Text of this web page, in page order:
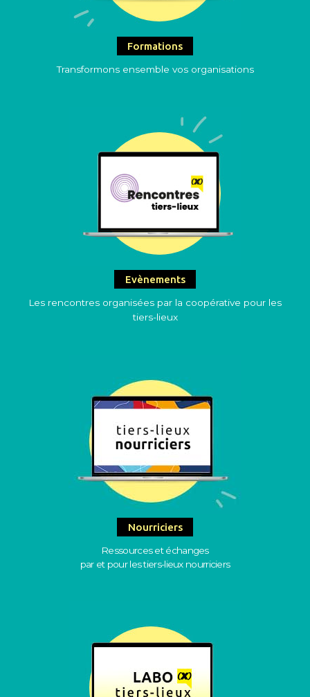
Formations
Transformons ensemble vos organisations
Evènements
Les rencontres organisées par la coopérative pour les
tiers-lieux
Nourriciers
Ressources et échanges
par et pour les tiers-lieux nourriciers